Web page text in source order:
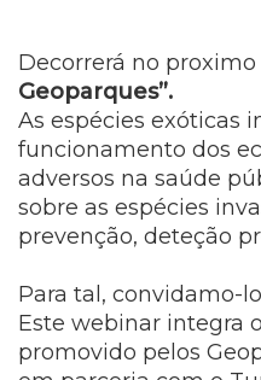
Decorrerá no proximo
Geoparques”.
As espécies exóticas
funcionamento dos
adversos na saúde
sobre as espécies
prevenção, deteção
Para tal, convidamo-
Este webinar integra o
promovido pelos